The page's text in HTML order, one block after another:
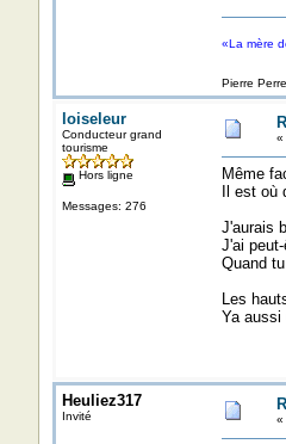
«La mère
Pierre
loiseleur
Conducteur grand
tourisme
Hors ligne
Messages: 276
«
Même
Il est
J'aurais
J'ai
Quand
Les
Ya aussi
Heuliez317
Invité «